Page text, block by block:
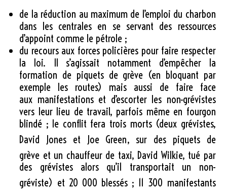
de la réduction au maximum de l’emploi du charbon
dans les centrales en se servant des ressources
d’appoint comme le pétrole ;
du recours aux forces policières pour faire respecter
la loi. Il s’agissait notamment d’empêcher la
formation de piquets de grève (en bloquant par
exemple les routes) mais aussi de faire face
aux manifestations et d’escorter les non-grévistes
vers leur lieu de travail, parfois même en fourgon
blindé ; le conflit fera trois morts (deux grévistes,
David Jones et Joe Green, sur des piquets de
grève et un chauffeur de taxi, David Wilkie, tué par
des grévistes alors qu’il transportait un non-
gréviste) et 20 000 blessés ; 11 300 manifestants